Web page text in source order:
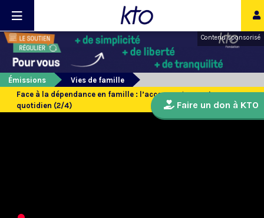
Contenu sponsorisé
Émissions
Vies de famille
Face à la dépendance en famille : l’accompagnement au
quotidien (2/4)
Faire un don à KTO